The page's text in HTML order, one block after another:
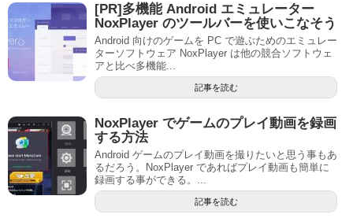
[PR]多機能 Android エミュレーター
NoxPlayer のツールバーを使いこなそう
Android 向けのゲームを PC で遊ぶためのエミュレー
ターソフトウェア NoxPlayer は他の競合ソフトウェ
アと比べ多機能...
記事を読む
NoxPlayer でゲームのプレイ動画を録画
する方法
Android ゲームのプレイ動画を撮りたいと思う事もあ
るだろう。NoxPlayer であればプレイ動画も簡単に
録画する事ができる。...
記事を読む